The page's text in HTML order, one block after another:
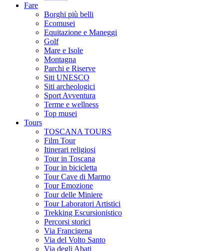
Fare
Borghi più belli
Ecomusei
Equitazione e Maneggi
Golf
Mare e Isole
Montagna
Parchi e Riserve
Siti UNESCO
Siti archeologici
Sport Avventura
Terme e wellness
Top musei
Tours
TOSCANA TOURS
Film Tour
Itinerari religiosi
Tour in Toscana
Tour in bicicletta
Tour Cave di Marmo
Tour Emozione
Tour delle Miniere
Tour Laboratori Artistici
Trekking Escursionistico
Percorsi storici
Via Francigena
Via del Volto Santo
Via degli Abati